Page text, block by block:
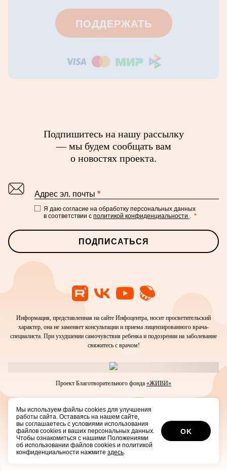
ПОДДЕРЖАТЬ
Подпишитесь на нашу рассылку
— мы будем сообщать вам
о новостях проекта.
Адрес эл. почты *
Я даю согласие на обработку персональных данных
в соответствии с политикой конфиденциальности . *
ПОДПИСАТЬСЯ
Информация, представленная на сайте Инфоцентра, носит просветительский
характер, она не заменяет консультации и приема лицензированного врача-
специалиста. При ухудшении самочувствия ребенка и подозрении на заболевание
свяжитесь с врачом!
Проект Благотворительного фонда «ЖИВИ»
© 2016-2026 Благотворительный фонд помощи тяжелобольным детям «ЖИВИ»
Положениеоб организации обработки персональных данных.
Редакционная политика.
Мы используем файлы cookies для улучшения
работы сайта. Оставаясь на нашем сайте,
вы соглашаетесь с условиями использования
файлов cookies и ваших персональных данных.
Чтобы ознакомиться с нашими Положениями
об использовании файлов cookies и политикой
конфиденциальности нажмите здесь.
OK